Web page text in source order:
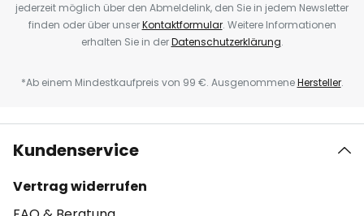
jederzeit möglich über den Abmeldelink, den Sie in jedem Newsletter
finden oder über unserKontaktformular. Weitere Informationen
erhalten Sie in derDatenschutzerklärung.
*Ab einem Mindestkaufpreis von 99 €. AusgenommeneHersteller.
Kundenservice
Vertrag widerrufen